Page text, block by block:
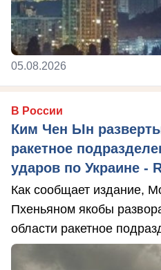
05.08.2026
В России
Ким Чен Ын
ракетное
ударов по Украине -
Как сообщает издание,
Пхеньяном якобы
области ракетное